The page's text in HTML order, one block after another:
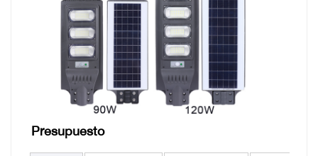
Presupuesto